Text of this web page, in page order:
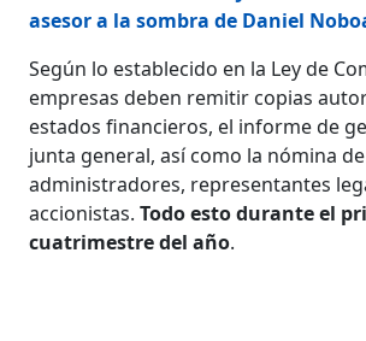
asesor a la sombra de Daniel
Según lo establecido en la Ley de
empresas deben remitir copias
estados financieros, el informe de
junta general, así como la nómina de
administradores, representantes
accionistas.Todo esto durante el
cuatrimestre del año.